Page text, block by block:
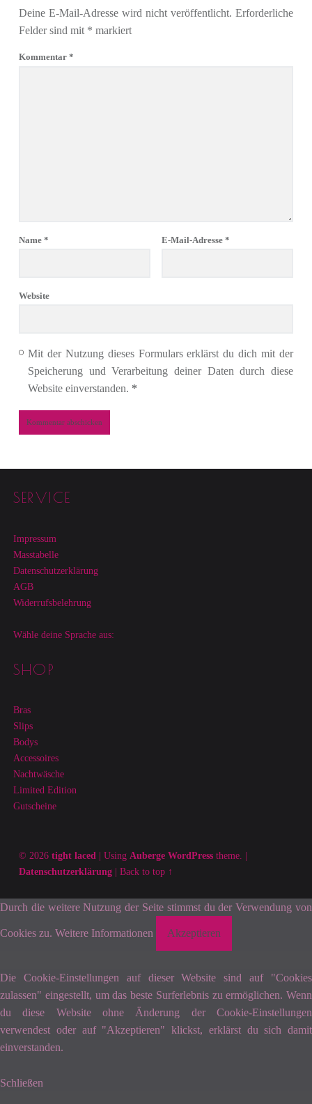
Deine E-Mail-Adresse wird nicht veröffentlicht. Erforderliche
Felder sind mit * markiert
Kommentar *
Name * E-Mail-Adresse *
Website
Mit der Nutzung dieses Formulars erklärst du dich mit der
Speicherung und Verarbeitung deiner Daten durch diese
Website einverstanden. *
Footer sidebar
SERVICE
Impressum
Masstabelle
Datenschutzerklärung
AGB
Widerrufsbelehrung
Wähle deine Sprache aus:
SHOP
Bras
Slips
Bodys
Accessoires
Nachtwäsche
Limited Edition
Gutscheine
© 2026 tight laced | Using Auberge WordPresstheme. |
Datenschutzerklärung | Back to top ↑
Durch die weitere Nutzung der Seite stimmst du der Verwendung von
Cookies zu. Weitere Informationen Akzeptieren
Die Cookie-Einstellungen auf dieser Website sind auf "Cookies
zulassen" eingestellt, um das beste Surferlebnis zu ermöglichen. Wenn
du diese Website ohne Änderung der Cookie-Einstellungen
verwendest oder auf "Akzeptieren" klickst, erklärst du sich damit
einverstanden.
Schließen